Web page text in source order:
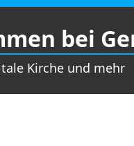
bei
Kirche und mehr